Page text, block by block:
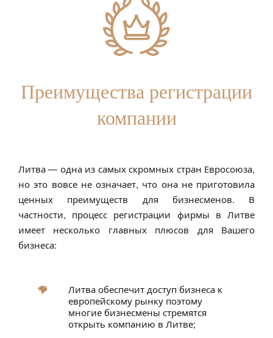
Преимущества регистрации
компании
Литва — одна из самых скромных стран Евросоюза,
но это вовсе не означает, что она не приготовила
ценных преимуществ для бизнесменов. В
частности, процесс регистрации фирмы в Литве
имеет несколько главных плюсов для Вашего
бизнеса:
Литва обеспечит доступ бизнеса к
европейскому рынку поэтому
многие бизнесмены стремятся
открыть компанию в Литве;